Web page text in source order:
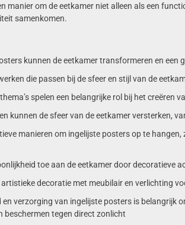
manier om de eetkamer niet alleen als een
samenkomen.
kunnen de eetkamer transformeren en een
die passen bij de sfeer en stijl van de
spelen een belangrijke rol bij het creëren
kunnen de sfeer van de eetkamer versterken,
manieren om ingelijste posters op te
toe aan de eetkamer door decoratieve
decoratie met meubilair en verlichting
en verzorging van ingelijste posters is belangrijk
beschermen tegen direct zonlicht